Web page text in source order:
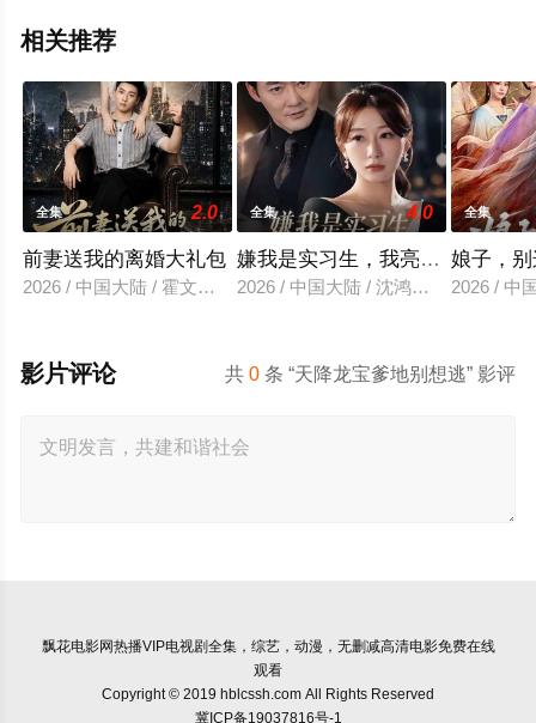
相关推荐
全集 2.0
前妻送我的离婚大礼包
2026 / 中国大陆 / 霍文琦＆雷小米
全集 4.0
嫌我是实习生，我亮出老板身份
2026 / 中国大陆 / 沈鸿运＆刘亚倩
全集
娘子，
2026 / 中
共0 条 “天降龙宝爹地别想逃” 影评
影片评论
飘花电影网热播VIP电视剧全集，综艺，动漫，无删减高清电影免费在线
观看
Copyright © 2019 hblcssh.com All Rights Reserved
冀ICP备19037816号-1